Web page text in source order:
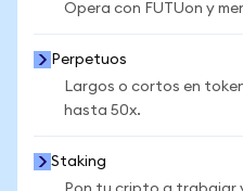
Opera con FUTUon y
Perpetuos
Largos o cortos en
hasta 50x.
Staking